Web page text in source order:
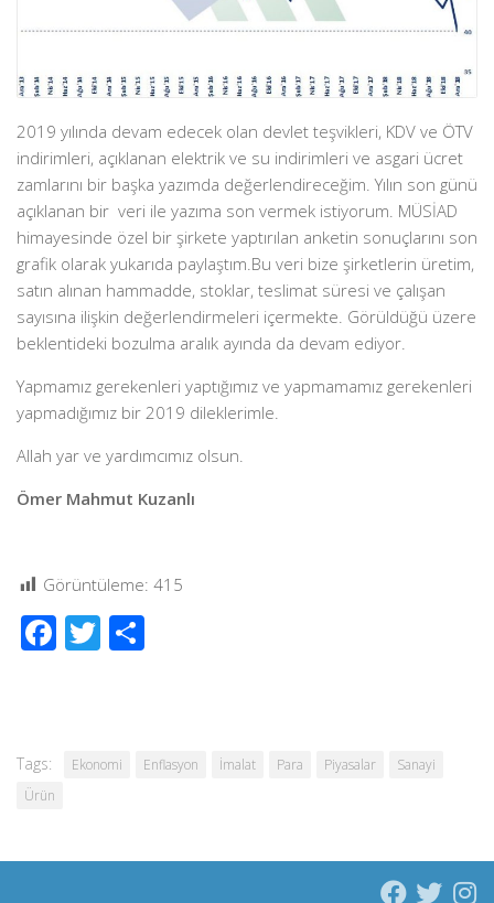
2019 yılında devam edecek olan devlet teşvikleri, KDV ve ÖTV
indirimleri, açıklanan elektrik ve su indirimleri ve asgari ücret
zamlarını bir başka yazımda değerlendireceğim. Yılın son günü
açıklanan bir veri ile yazıma son vermek istiyorum. MÜSİAD
himayesinde özel bir şirkete yaptırılan anketin sonuçlarını son
grafik olarak yukarıda paylaştım.Bu veri bize şirketlerin üretim,
satın alınan hammadde, stoklar, teslimat süresi ve çalışan
sayısına ilişkin değerlendirmeleri içermekte. Görüldüğü üzere
beklentideki bozulma aralık ayında da devam ediyor.
Yapmamız gerekenleri yaptığımız ve yapmamamız gerekenleri
yapmadığımız bir 2019 dileklerimle.
Allah yar ve yardımcımız olsun.
Ömer Mahmut Kuzanlı
Görüntüleme: 415
Facebook
Twitter
Tags: Ekonomi Enflasyon İmalat Para Piyasalar
Sanayi
Ürün